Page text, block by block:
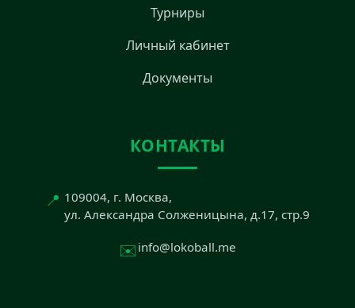
Турниры
Личный кабинет
Документы
КОНТАКТЫ
📍 109004, г. Москва,
ул. Александра Солженицына, д.17, стр.9
✉️ info@lokoball.me